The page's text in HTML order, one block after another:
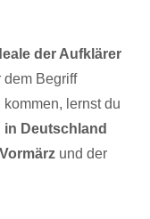
der Aufklärer
dem Begriff
lernst du
Deutschland
Vormärz und der